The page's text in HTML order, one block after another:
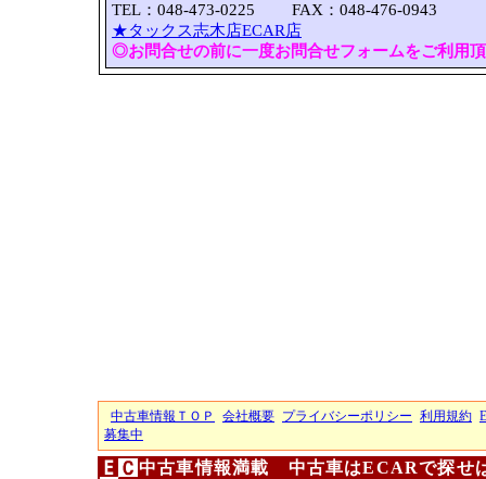
TEL：048-473-0225 FAX：048-476-0943
★タックス志木店ECAR店
◎お問合せの前に一度お問合せフォームをご利用
中古車情報ＴＯＰ 会社概要 プライバシーポリシー 利用規約
募集中
中古車情報満載 中古車はECARで探せ